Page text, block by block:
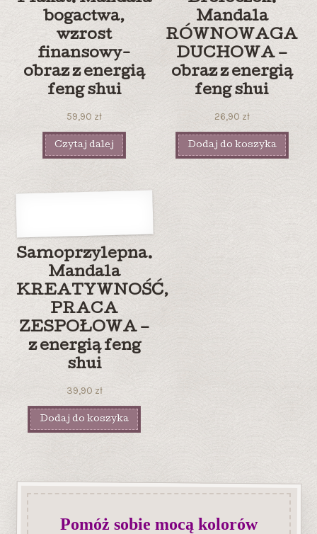
bogactwa,
wzrost
finansowy-
obraz z energią
feng shui
59,90 zł
Czytaj dalej
Mandala
RÓWNOWAGA
DUCHOWA –
obraz z energią
feng shui
26,90 zł
Dodaj do koszyka
Samoprzylepna.
Mandala
KREATYWNOŚĆ,
PRACA
ZESPOŁOWA –
z energią feng
shui
39,90 zł
Dodaj do koszyka
Pomóż sobie mocą kolorów